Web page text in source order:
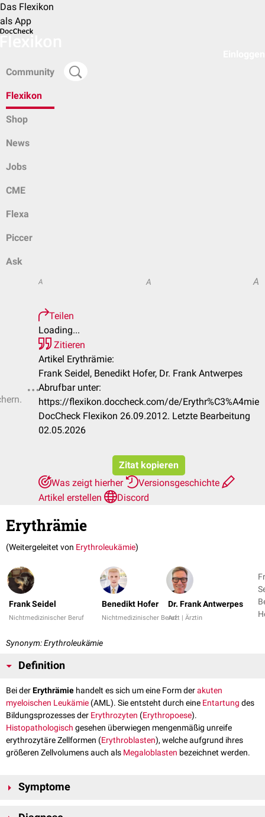
Das Flexikon
als App
Community
Flexikon
Shop
News
Jobs
CME
Flexa
Piccer
Ask
A A A
Teilen
Loading...
Zitieren
Artikel Erythrämie:
Frank Seidel, Benedikt Hofer, Dr. Frank Antwerpes
Abrufbar unter:
https://flexikon.doccheck.com/de/Erythr%C3%A4mie
DocCheck Flexikon 26.09.2012. Letzte Bearbeitung
02.05.2026
Zitat kopieren
Was zeigt hierher
Versionsgeschichte
Artikel erstellen
Discord
Erythrämie
(Weitergeleitet von Erythroleukämie)
Frank Seidel
Nichtmedizinischer Beruf
Benedikt Hofer
Nichtmedizinischer Beruf
Dr. Frank Antwerpes
Arzt | Ärztin
Synonym: Erythroleukämie
Definition
Bei derErythrämie handelt es sich um eine Form derakuten
myeloischen Leukämie (AML). Sie entsteht durch eine Entartung des
Bildungsprozesses der Erythrozyten (Erythropoese).
Histopathologisch gesehen überwiegen mengenmäßig unreife
erythrozytäre Zellformen (Erythroblasten), welche aufgrund ihres
größeren Zellvolumens auch als Megaloblasten bezeichnet werden.
Symptome